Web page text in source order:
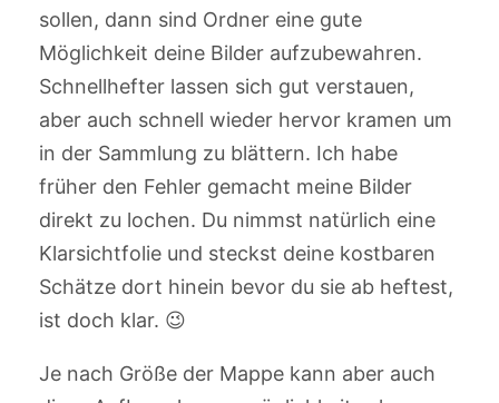
sollen, dann sind Ordner eine gute
Möglichkeit deine Bilder aufzubewahren.
Schnellhefter lassen sich gut verstauen,
aber auch schnell wieder hervor kramen um
in der Sammlung zu blättern. Ich habe
früher den Fehler gemacht meine Bilder
direkt zu lochen. Du nimmst natürlich eine
Klarsichtfolie und steckst deine kostbaren
Schätze dort hinein bevor du sie ab heftest,
ist doch klar. 😉
Je nach Größe der Mappe kann aber auch